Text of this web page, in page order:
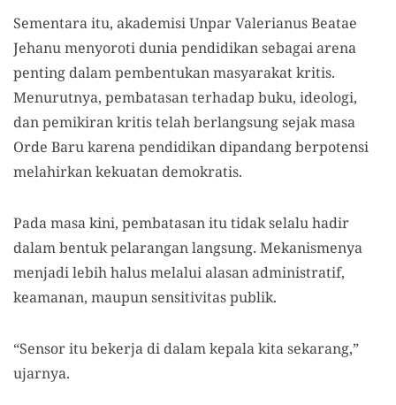
Sementara itu, akademisi Unpar Valerianus Beatae
Jehanu menyoroti dunia pendidikan sebagai arena
penting dalam pembentukan masyarakat kritis.
Menurutnya, pembatasan terhadap buku, ideologi,
dan pemikiran kritis telah berlangsung sejak masa
Orde Baru karena pendidikan dipandang berpotensi
melahirkan kekuatan demokratis.
Pada masa kini, pembatasan itu tidak selalu hadir
dalam bentuk pelarangan langsung. Mekanismenya
menjadi lebih halus melalui alasan administratif,
keamanan, maupun sensitivitas publik.
“Sensor itu bekerja di dalam kepala kita sekarang,”
ujarnya.